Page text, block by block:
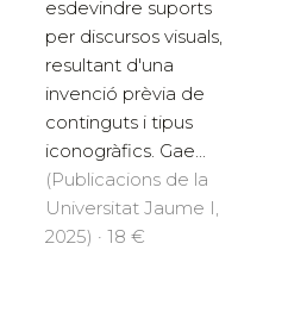
esdevindre suports
per discursos visuals,
resultant d'una
invenció prèvia de
continguts i tipus
iconogràfics. Gae...
(Publicacions de la
Universitat Jaume I,
2025) · 18 €